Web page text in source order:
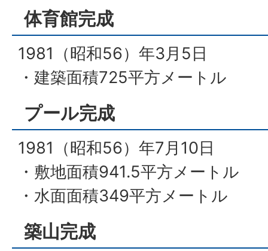
体育館完成
1981（昭和56）年3月5日
・建築面積725平方メートル
プール完成
1981（昭和56）年7月10日
・敷地面積941.5平方メートル
・水面面積349平方メートル
築山完成